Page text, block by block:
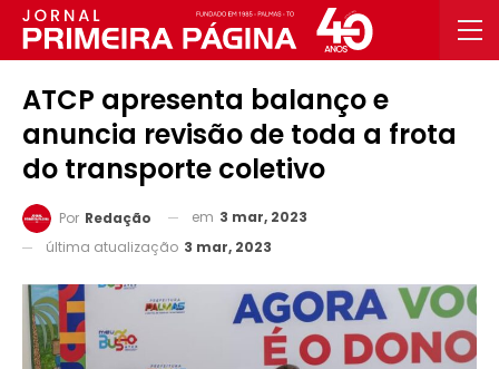
ATCP apresenta balanço e
anuncia revisão de toda a frota
do transporte coletivo
Por Redação em 3 mar, 2023
última atualização 3 mar, 2023